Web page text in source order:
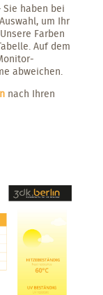
haben bei
um Ihr
Farben
Auf dem
abweichen.
nach Ihren